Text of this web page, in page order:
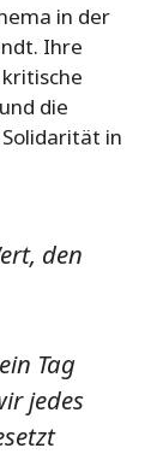
in der
Ihre
die
in
den
Tag
jedes